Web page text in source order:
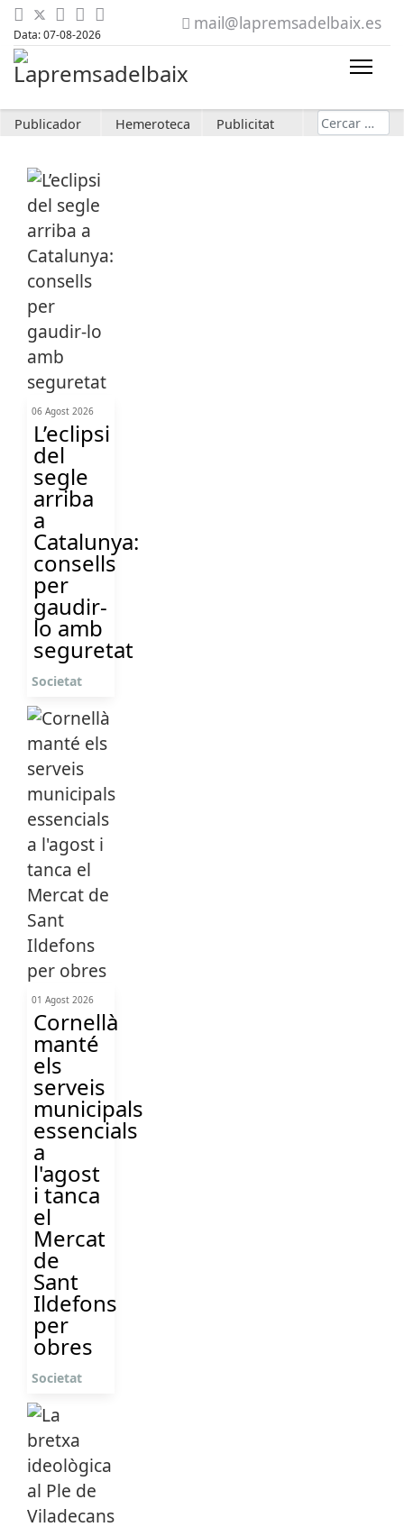
Data: 07-08-2026
mail@lapremsadelbaix.es
Publicador Hemeroteca Publicitat Cerca
06 Agost 2026
L’eclipsi
del
segle
arriba
a
Catalunya:
consells
per
gaudir-
lo amb
seguretat
Societat
01 Agost 2026
Cornellà
manté
els
serveis
municipals
essencials
a
l'agost
i tanca
el
Mercat
de
Sant
Ildefons
per
obres
Societat